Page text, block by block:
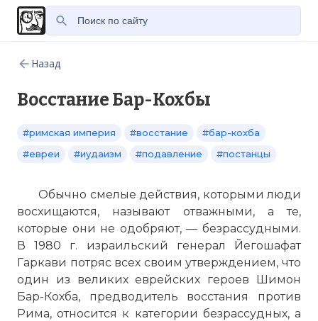
Назад
Восстание Бар-Кохбы
#римская империя #восстание
#бар-кохба
#евреи
#иудаизм #подавление #постанцы
Обычно смелые действия, которыми люди
восхищаются, называют отважными, а те,
которые они не одобряют, — безрассудными.
В 1980 г. израильский генерал Йегошафат
Гаркави потряс всех своим утверждением, что
один из великих еврейских героев Шимон
Бар-Кохба, предводитель восстания против
Рима, относится к категории безрассудных, а